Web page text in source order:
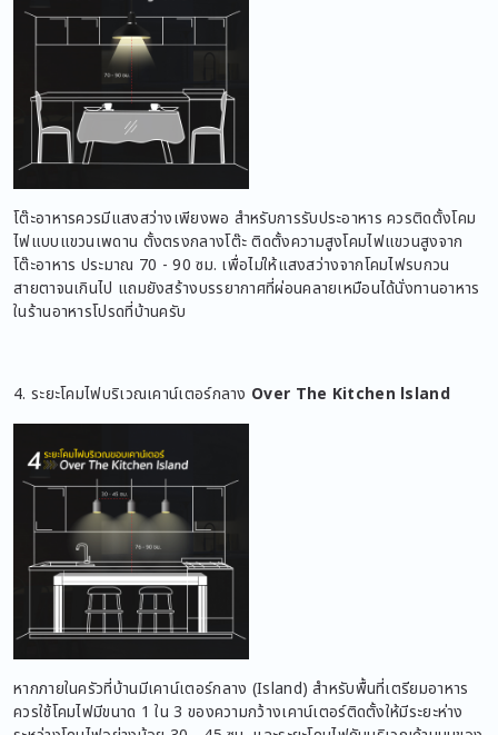
โต๊ะอาหารควรมีแสงสว่างเพียงพอ สำหรับการรับประอาหาร ควรติดตั้งโคม
ไฟแบบแขวนเพดาน ตั้งตรงกลางโต๊ะ ติดตั้งความสูงโคมไฟแขวนสูงจาก
โต๊ะอาหาร ประมาณ 70 - 90 ซม. เพื่อไม่ให้แสงสว่างจากโคมไฟรบกวน
สายตาจนเกินไป แถมยังสร้างบรรยากาศที่ผ่อนคลายเหมือนได้นั่งทานอาหาร
ในร้านอาหารโปรดที่บ้านครับ
4. ระยะโคมไฟบริเวณเคาน์เตอร์กลาง Over The Kitchen lsland
หากภายในครัวที่บ้านมีเคาน์เตอร์กลาง (Island) สำหรับพื้นที่เตรียมอาหาร
ควรใช้โคมไฟมีขนาด 1 ใน 3 ของความกว้างเคาน์เตอร์ติดตั้งให้มีระยะห่าง